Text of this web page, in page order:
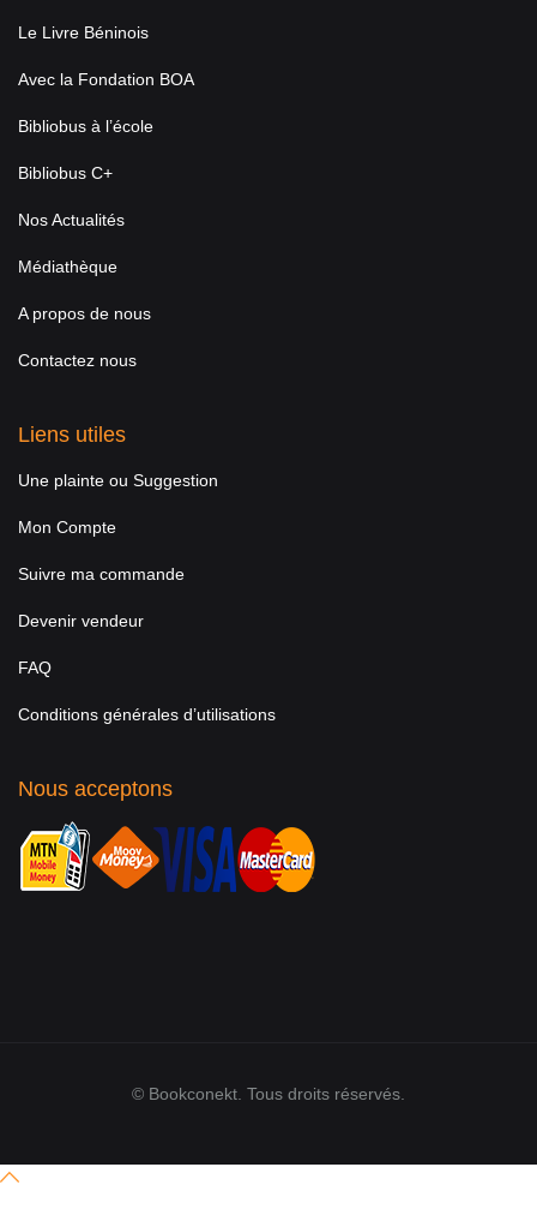
Le Livre Béninois
Avec la Fondation BOA
Bibliobus à l’école
Bibliobus C+
Nos Actualités
Médiathèque
A propos de nous
Contactez nous
Liens utiles
Une plainte ou Suggestion
Mon Compte
Suivre ma commande
Devenir vendeur
FAQ
Conditions générales d’utilisations
Nous acceptons
© Bookconekt. Tous droits réservés.